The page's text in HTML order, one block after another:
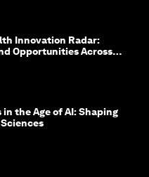
Innovation Radar:
Opportunities Across
the Age of AI: Shaping